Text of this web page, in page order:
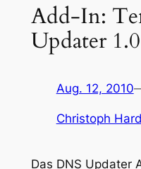
Add-In:
Updater
Aug. 12, 2010
Christoph
Das DNS Updater